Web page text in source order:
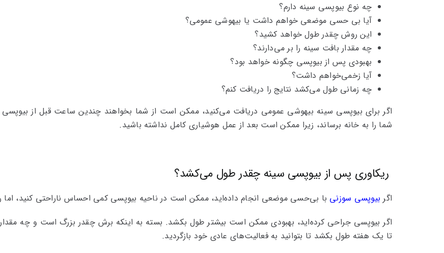
چه نوع بیوپسی سینه دارم؟
آیا بی حسی موضعی خواهم داشت یا بیهوشی عمومی؟
این روش چقدر طول خواهد کشید؟
چه مقدار بافت سینه را بر می‌دارند؟
بهبودی پس از بیوپسی چگونه خواهد بود؟
آیا زخمی‌خواهم داشت؟
چه زمانی طول می‌کشد نتایج را دریافت کنم؟
اگر برای بیوپسی سینه بیهوشی عمومی ‌دریافت می‌کنید، ممکن است از شما بخواهند چندین ساعت قبل از
شما را به خانه برساند، زیرا ممکن است بعد از عمل هوشیاری کامل نداشته باشید.
ریکاوری پس از بیوپسی سینه چقدر طول می‌کشد؟
اگر بیوپسی سوزنی با بی‌حسی موضعی انجام داده‌اید، ممکن است در ناحیه بیوپسی کمی ‌احساس ناراحتی کنید، اما
اگر بیوپسی جراحی کرده‌اید، بهبودی ممکن است بیشتر طول بکشد. بسته به‌ اینکه برش چقدر بزرگ است و چه
تا یک هفته طول بکشد تا بتوانید به فعالیت‌های عادی خود بازگردید.